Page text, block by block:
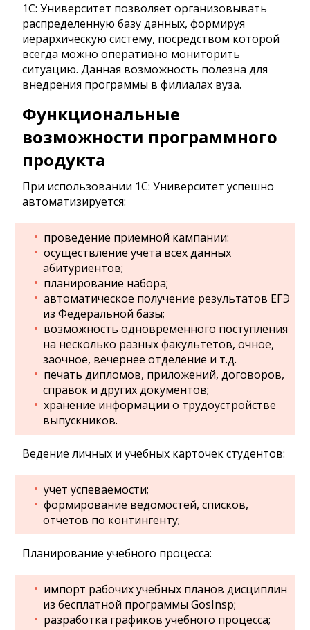
1С: Университет позволяет организовывать
распределенную базу данных, формируя
иерархическую систему, посредством которой
всегда можно оперативно мониторить
ситуацию. Данная возможность полезна для
внедрения программы в филиалах вуза.
Функциональные
возможности программного
продукта
При использовании 1С: Университет успешно
автоматизируется:
проведение приемной кампании:
осуществление учета всех данных
абитуриентов;
планирование набора;
автоматическое получение результатов ЕГЭ
из Федеральной базы;
возможность одновременного поступления
на несколько разных факультетов, очное,
заочное, вечернее отделение и т.д.
печать дипломов, приложений, договоров,
справок и других документов;
хранение информации о трудоустройстве
выпускников.
Ведение личных и учебных карточек студентов:
учет успеваемости;
формирование ведомостей, списков,
отчетов по контингенту;
Планирование учебного процесса:
импорт рабочих учебных планов дисциплин
из бесплатной программы GosInsp;
разработка графиков учебного процесса;